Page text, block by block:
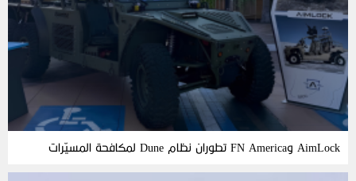
AimLock وFN America تطوران نظام Dune لمكافحة المسيّرات